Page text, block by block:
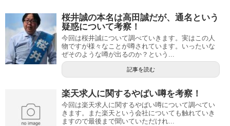
桜井誠の本名は高田誠だが、通名という
疑惑について考察！
今回は桜井誠について調べていきます。実はこの人
物ですが様々なことが噂されています。いったいな
ぜそのような噂が出るのか？という...
記事を読む
楽天求人に関するやばい噂を考察！
今回は楽天求人に関するやばい噂について調べてい
きます。また楽天という会社についても触れていき
ますので最後まで聞いていただけれ...